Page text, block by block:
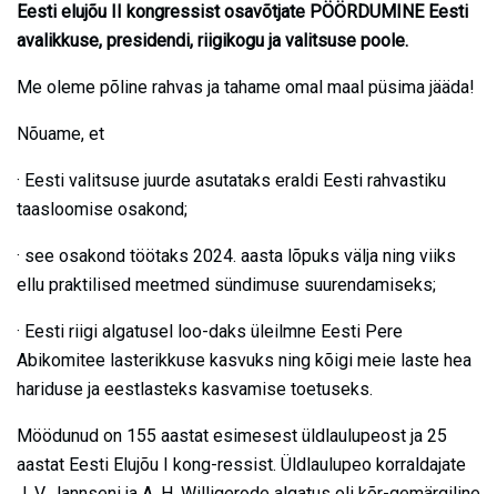
Eesti elujõu II kongressist osavõtjate PÖÖRDUMINE Eesti
avalikkuse, presidendi, riigikogu ja valitsuse poole.
Me oleme põline rahvas ja tahame omal maal püsima jääda!
Nõuame, et
· Eesti valitsuse juurde asutataks eraldi Eesti rahvastiku
taasloomise osakond;
· see osakond töötaks 2024. aasta lõpuks välja ning viiks
ellu praktilised meetmed sündimuse suurendamiseks;
· Eesti riigi algatusel loo-daks üleilmne Eesti Pere
Abikomitee lasterikkuse kasvuks ning kõigi meie laste hea
hariduse ja eestlasteks kasvamise toetuseks.
Möödunud on 155 aastat esimesest üldlaulupeost ja 25
aastat Eesti Elujõu I kong-ressist. Üldlaulupeo korraldajate